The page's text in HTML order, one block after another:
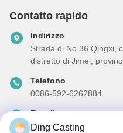
Contatto rapido
Indirizzo
Strada di No.36 Qingxi,
distretto di Jimei,
Telefono
0086-592-6262884
E-mail
dzivy@idzxm.cn
Ding Casting